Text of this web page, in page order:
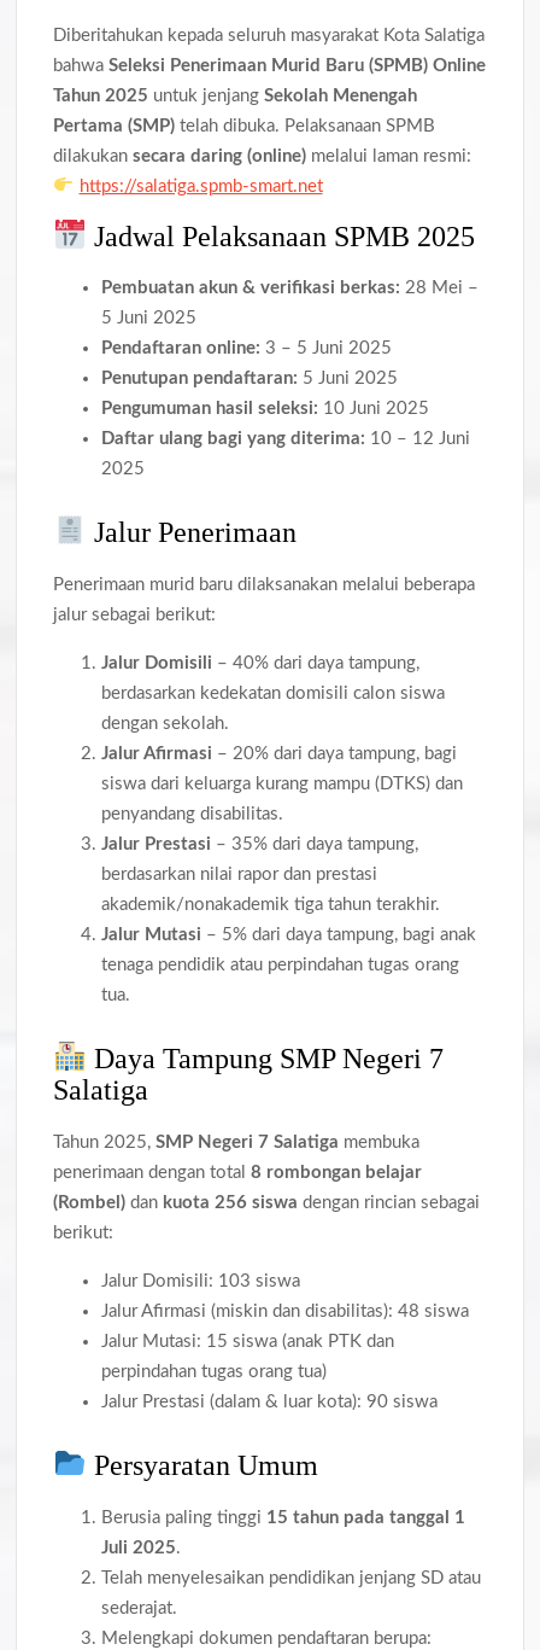
Diberitahukan kepada seluruh masyarakat Kota Salatiga
bahwaSeleksi Penerimaan Murid Baru (SPMB) Online
Tahun 2025 untuk jenjangSekolah Menengah
Pertama (SMP) telah dibuka. Pelaksanaan SPMB
dilakukansecara daring (online) melalui laman resmi:
https://salatiga.spmb-smart.net
Jadwal Pelaksanaan SPMB 2025
Pembuatan akun & verifikasi berkas: 28 Mei –
5 Juni 2025
Pendaftaran online: 3 – 5 Juni 2025
Penutupan pendaftaran: 5 Juni 2025
Pengumuman hasil seleksi: 10 Juni 2025
Daftar ulang bagi yang diterima: 10 – 12 Juni
2025
Jalur Penerimaan
Penerimaan murid baru dilaksanakan melalui beberapa
jalur sebagai berikut:
Jalur Domisili – 40% dari daya tampung,
berdasarkan kedekatan domisili calon siswa
dengan sekolah.
Jalur Afirmasi – 20% dari daya tampung, bagi
siswa dari keluarga kurang mampu (DTKS) dan
penyandang disabilitas.
Jalur Prestasi – 35% dari daya tampung,
berdasarkan nilai rapor dan prestasi
akademik/nonakademik tiga tahun terakhir.
Jalur Mutasi – 5% dari daya tampung, bagi anak
tenaga pendidik atau perpindahan tugas orang
tua.
Daya Tampung SMP Negeri 7
Salatiga
Tahun 2025,SMP Negeri 7 Salatiga membuka
penerimaan dengan total8 rombongan belajar
(Rombel) dan kuota 256 siswa dengan rincian sebagai
berikut:
Jalur Domisili: 103 siswa
Jalur Afirmasi (miskin dan disabilitas): 48 siswa
Jalur Mutasi: 15 siswa (anak PTK dan
perpindahan tugas orang tua)
Jalur Prestasi (dalam & luar kota): 90 siswa
Persyaratan Umum
Berusia paling tinggi 15 tahun pada tanggal 1
Juli 2025.
Telah menyelesaikan pendidikan jenjang SD atau
sederajat.
Melengkapi dokumen pendaftaran berupa: